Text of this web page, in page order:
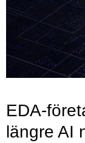
EDA-
längre AI